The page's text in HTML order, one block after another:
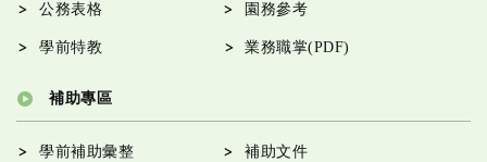
公務表格 園務參考
學前特教 業務職掌(PDF)
補助專區
學前補助彙整 補助文件